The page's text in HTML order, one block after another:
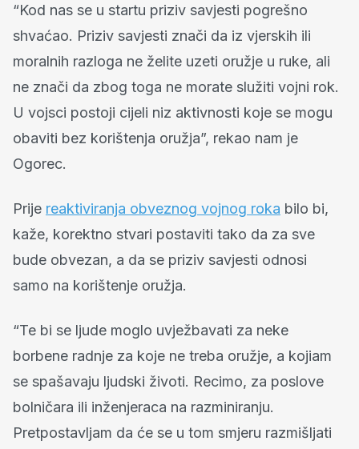
“Kod nas se u startu priziv savjesti pogrešno
shvaćao. Priziv savjesti znači da iz vjerskih ili
moralnih razloga ne želite uzeti oružje u ruke, ali
ne znači da zbog toga ne morate služiti vojni rok.
U vojsci postoji cijeli niz aktivnosti koje se mogu
obaviti bez korištenja oružja”, rekao nam je
Ogorec.
Prije reaktiviranja obveznog vojnog roka bilo bi,
kaže, korektno stvari postaviti tako da za sve
bude obvezan, a da se priziv savjesti odnosi
samo na korištenje oružja.
“Te bi se ljude moglo uvježbavati za neke
borbene radnje za koje ne treba oružje, a kojiam
se spašavaju ljudski životi. Recimo, za poslove
bolničara ili inženjeraca na razminiranju.
Pretpostavljam da će se u tom smjeru razmišljati